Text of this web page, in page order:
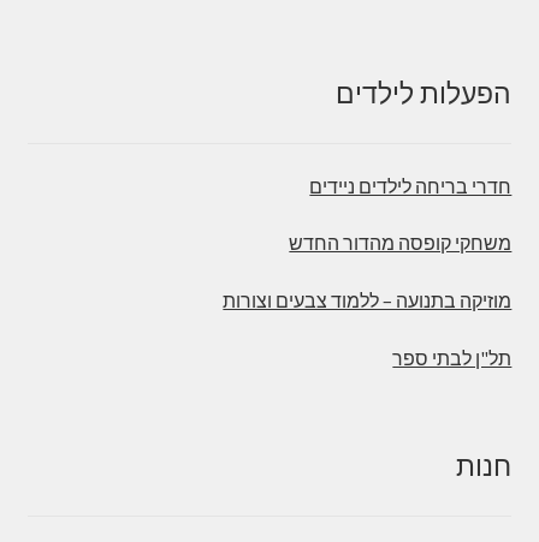
הפעלות לילדים
חדרי בריחה לילדים ניידים
משחקי קופסה מהדור החדש
מוזיקה בתנועה – ללמוד צבעים וצורות
תל"ן לבתי ספר
חנות